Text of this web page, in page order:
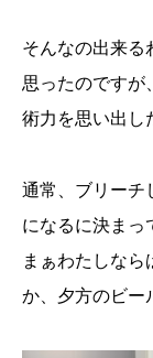
そんなの出来る
思ったのですが
術力を思い出し
通常、ブリーチ
になるに決まっ
まぁわたしなら
か、夕方のビー